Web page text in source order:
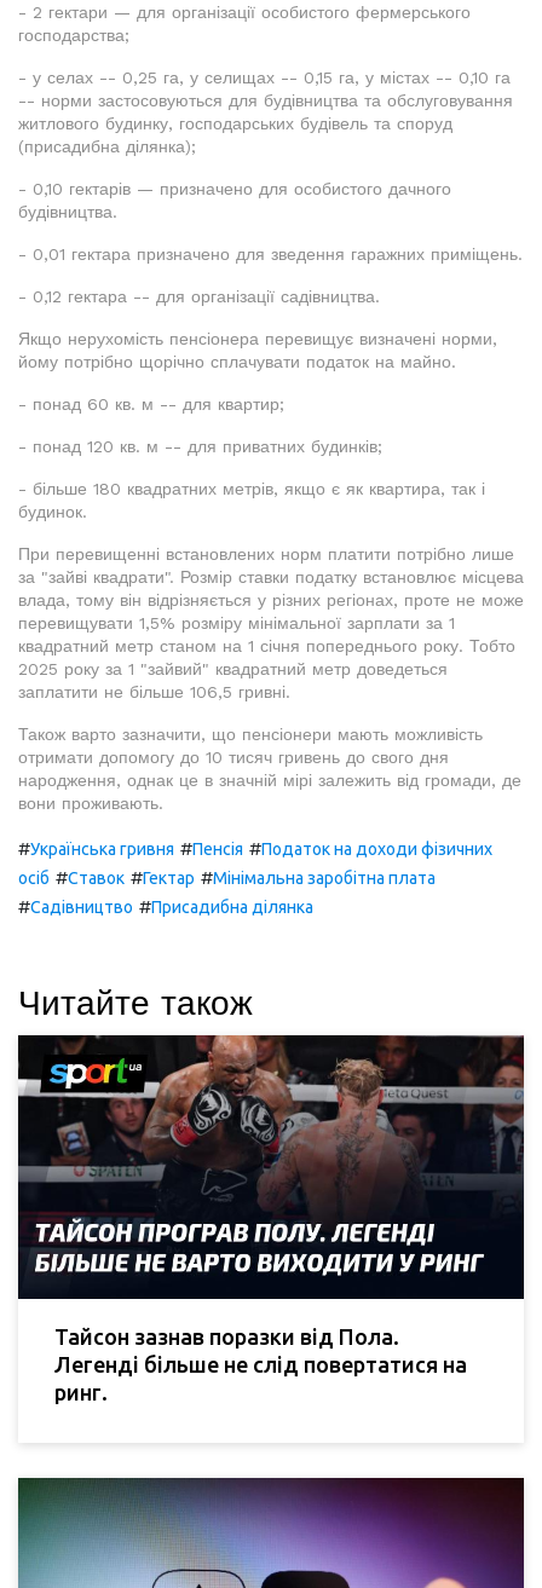
- 2 гектари — для організації особистого фермерського
господарства;
- у селах -- 0,25 га, у селищах -- 0,15 га, у містах -- 0,10 га
-- норми застосовуються для будівництва та обслуговування
житлового будинку, господарських будівель та споруд
(присадибна ділянка);
- 0,10 гектарів — призначено для особистого дачного
будівництва.
- 0,01 гектара призначено для зведення гаражних приміщень.
- 0,12 гектара -- для організації садівництва.
Якщо нерухомість пенсіонера перевищує визначені норми,
йому потрібно щорічно сплачувати податок на майно.
- понад 60 кв. м -- для квартир;
- понад 120 кв. м -- для приватних будинків;
- більше 180 квадратних метрів, якщо є як квартира, так і
будинок.
При перевищенні встановлених норм платити потрібно лише
за "зайві квадрати". Розмір ставки податку встановлює місцева
влада, тому він відрізняється у різних регіонах, проте не може
перевищувати 1,5% розміру мінімальної зарплати за 1
квадратний метр станом на 1 січня попереднього року. Тобто
2025 року за 1 "зайвий" квадратний метр доведеться
заплатити не більше 106,5 гривні.
Також варто зазначити, що пенсіонери мають можливість
отримати допомогу до 10 тисяч гривень до свого дня
народження, однак це в значній мірі залежить від громади, де
вони проживають.
#Українська гривня #Пенсія #Податок на доходи фізичних
осіб #Ставок #Гектар #Мінімальна заробітна плата
#Садівництво #Присадибна ділянка
Читайте також
Тайсон зазнав поразки від Пола.
Легенді більше не слід повертатися на
ринг.